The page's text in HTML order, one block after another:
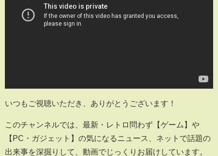
いつもご視聴いただき、ありがとうございます！
このチャンネルでは、最新・レトロ問わず【ゲーム】や
【PC・ガジェット】の気になるニュース、ネットで話題の
出来事を深掘りして、動画でじっくりお届けしています。